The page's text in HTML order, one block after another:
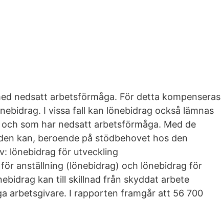
nedsatt arbetsförmåga. För detta kompenseras
I vissa fall kan lönebidrag också lämnas
som har nedsatt arbetsförmåga. Med de
kan, beroende på stödbehovet hos den
lönebidrag för utveckling
anställning (lönebidrag) och lönebidrag för
kan till skillnad från skyddat arbete
arbetsgivare. I rapporten framgår att 56 700